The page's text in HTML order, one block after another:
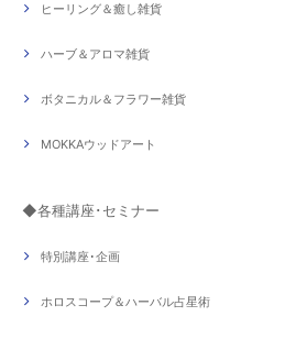
ヒーリング＆癒し雑貨
ハーブ＆アロマ雑貨
ボタニカル＆フラワー雑貨
MOKKAウッドアート
◆各種講座･セミナー
特別講座･企画
ホロスコープ＆ハーバル占星術